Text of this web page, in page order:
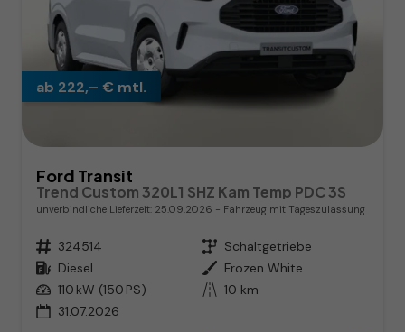
ab 222,– € mtl.
Ford Transit
Trend Custom 320L1 SHZ Kam Temp PDC 3S
unverbindliche Lieferzeit: 25.09.2026 Fahrzeug mit Tageszulassung
Fahrzeugnr. 324514 Getriebe Schaltgetriebe
Kraftstoff Diesel Außenfarbe Frozen White
Leistung 110 kW (150 PS) Kilometerstand 10 km
31.07.2026